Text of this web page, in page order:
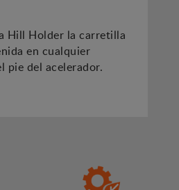
Hill Holder la carretilla
en cualquier
pie del acelerador.